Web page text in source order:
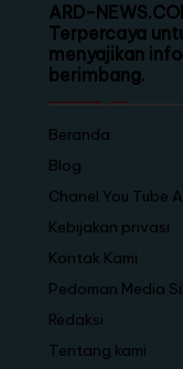
ARD-
Terpercaya
menyajikan
berimbang.
Beranda
Blog
Chanel You Tube
Kebijakan privasi
Kontak Kami
Pedoman Media
Redaksi
Tentang kami